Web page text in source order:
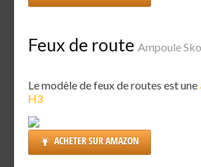
Feux de route Ampoule
Le modèle de feux de routes est une
H3
ACHETER SUR AMAZON